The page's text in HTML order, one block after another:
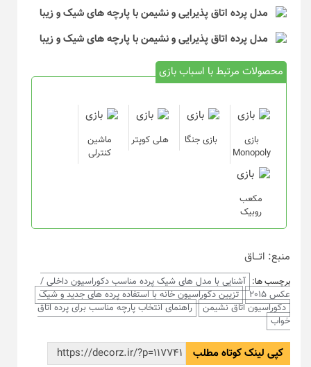
محصولات مرتبط با اسباب بازی
بازی
Monopoly
بازی جنگا هلی کوپتر
ماشین
کنترلی
مکعب
روبیک
منبع: اتـــاق
برچسب ها: آشنایی با مدل های شیک پرده مناسب دکوراسیون داخلی /
عکس 2015
تزیین دکوراسیون خانه با استفاده پرده های جدید و شیک
دکوراسیون اتاق نشیمن
راهنمای انتخاب پارچه مناسب برای پرده اتاق
خواب
کپی لینک کوتاه مطلب